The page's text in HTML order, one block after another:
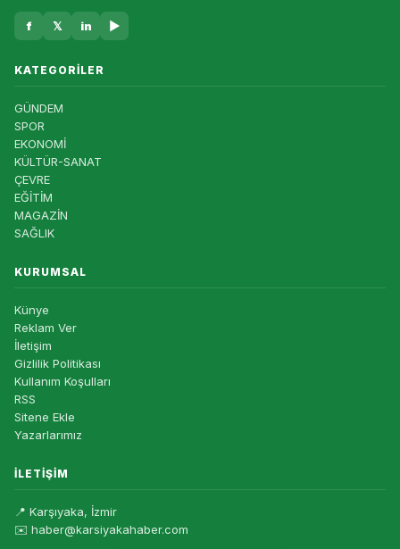
f 𝕏 in ▶
KATEGORILER
GÜNDEM
SPOR
EKONOMİ
KÜLTÜR-SANAT
ÇEVRE
EĞİTİM
MAGAZİN
SAĞLIK
KURUMSAL
Künye
Reklam Ver
İletişim
Gizlilik Politikası
Kullanım Koşulları
RSS
Sitene Ekle
Yazarlarımız
İLETIŞIM
📍 Karşıyaka, İzmir
✉️ haber@karsiyakahaber.com